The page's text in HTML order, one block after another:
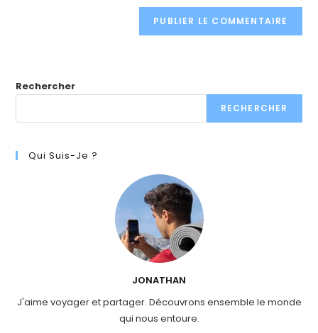
Rechercher
RECHERCHER
Qui Suis-Je ?
JONATHAN
J'aime voyager et partager. Découvrons ensemble le monde
qui nous entoure.